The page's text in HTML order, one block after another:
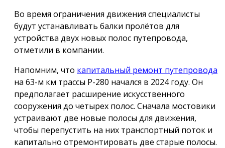
Во время ограничения движения специалисты
будут устанавливать балки пролётов для
устройства двух новых полос путепровода,
отметили в компании.
Напомним, что капитальный ремонт путепровода
на 63-м км трассы Р-280 начался в 2024 году. Он
предполагает расширение искусственного
сооружения до четырех полос. Сначала мостовики
устраивают две новые полосы для движения,
чтобы перепустить на них транспортный поток и
капитально отремонтировать две старые полосы.